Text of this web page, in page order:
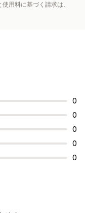
用料に基づく請求は、
0
0
0
0
0